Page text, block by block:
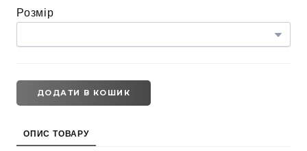
Розмір
ДОДАТИ В КОШИК
ОПИС ТОВАРУ